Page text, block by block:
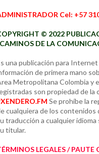
Cel: +57
© 2022
DE LA
una publicación para
de primera mano
Metropolitana Colombia y
son propiedad de la
Se prohíbe la
cualquiera de los contenidos
traducción a cualquier
titular.
LEGALES / PAUTE